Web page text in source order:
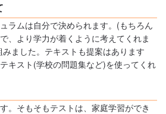
ラムは自分で決められます。(もちろん
、より学力が着くように考えてくれま
ました。テキストも提案はあります
キスト(学校の問題集など)を使ってくれ
。そもそもテストは、家庭学習ができ